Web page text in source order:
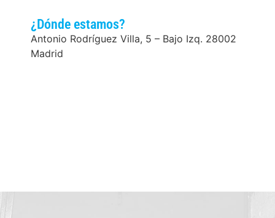
¿Dónde estamos?
Antonio Rodríguez Villa, 5 – Bajo Izq. 28002
Madrid